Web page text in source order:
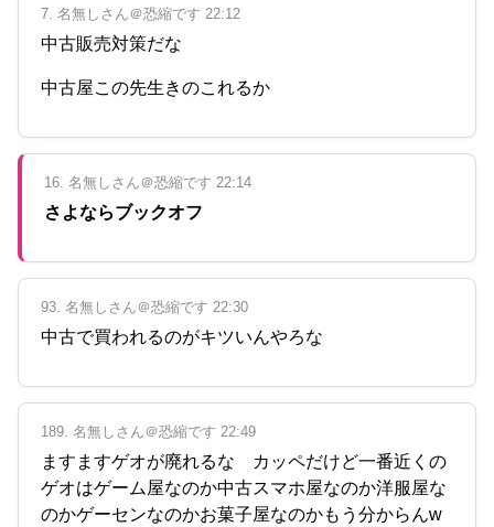
7. 名無しさん＠恐縮です 22:12
中古販売対策だな
中古屋この先生きのこれるか
16. 名無しさん＠恐縮です 22:14
さよならブックオフ
93. 名無しさん＠恐縮です 22:30
中古で買われるのがキツいんやろな
189. 名無しさん＠恐縮です 22:49
ますますゲオが廃れるな カッペだけど一番近くの
ゲオはゲーム屋なのか中古スマホ屋なのか洋服屋な
のかゲーセンなのかお菓子屋なのかもう分からんw